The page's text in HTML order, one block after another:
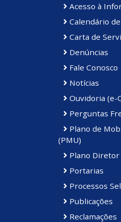
Acesso à
Calendário
Carta de
Denúncias
Fale Conosco
Notícias
Ouvidoria (e-
Perguntas
Plano de
(PMU)
Plano
Portarias
Processos
Publicações
Reclamações